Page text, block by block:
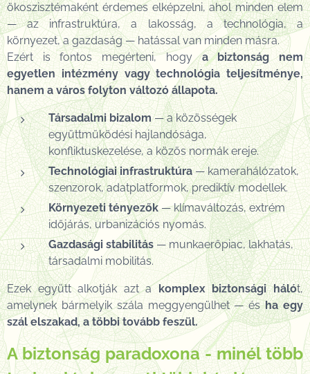
ökoszisztémaként érdemes elképzelni, ahol minden elem
— az infrastruktúra, a lakosság, a technológia, a
környezet, a gazdaság — hatással van minden másra.
Ezért is fontos megérteni, hogya biztonság nem
egyetlen intézmény vagy technológia teljesítménye,
hanem a város folyton változó állapota.
Társadalmi bizalom— a közösségek
együttműködési hajlandósága,
konfliktuskezelése, a közös normák ereje.
Technológiai infrastruktúra— kamerahálózatok,
szenzorok, adatplatformok, prediktív modellek.
Környezeti tényezők— klímaváltozás, extrém
időjárás, urbanizációs nyomás.
Gazdasági stabilitás — munkaerőpiac, lakhatás,
társadalmi mobilitás.
Ezek együtt alkotják azt a komplex biztonsági hálót,
amelynek bármelyik szála meggyengülhet — ésha egy
szál elszakad, a többi tovább feszül.
A biztonság paradoxona - minél több